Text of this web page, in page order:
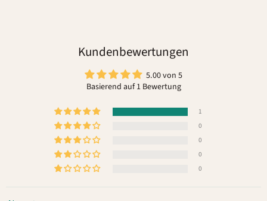
Kundenbewertungen
5.00 von 5
Basierend auf 1 Bewertung
1
0
0
0
0